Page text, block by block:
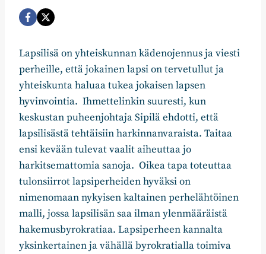
Lapsilisä on yhteiskunnan kädenojennus ja viesti
perheille, että jokainen lapsi on tervetullut ja
yhteiskunta haluaa tukea jokaisen lapsen
hyvinvointia. Ihmettelinkin suuresti, kun
keskustan puheenjohtaja Sipilä ehdotti, että
lapsilisästä tehtäisiin harkinnanvaraista. Taitaa
ensi kevään tulevat vaalit aiheuttaa jo
harkitsemattomia sanoja. Oikea tapa toteuttaa
tulonsiirrot lapsiperheiden hyväksi on
nimenomaan nykyisen kaltainen perhelähtöinen
malli, jossa lapsilisän saa ilman ylenmääräistä
hakemusbyrokratiaa. Lapsiperheen kannalta
yksinkertainen ja vähällä byrokratialla toimiva